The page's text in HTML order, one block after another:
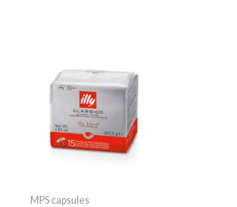
MPS capsules